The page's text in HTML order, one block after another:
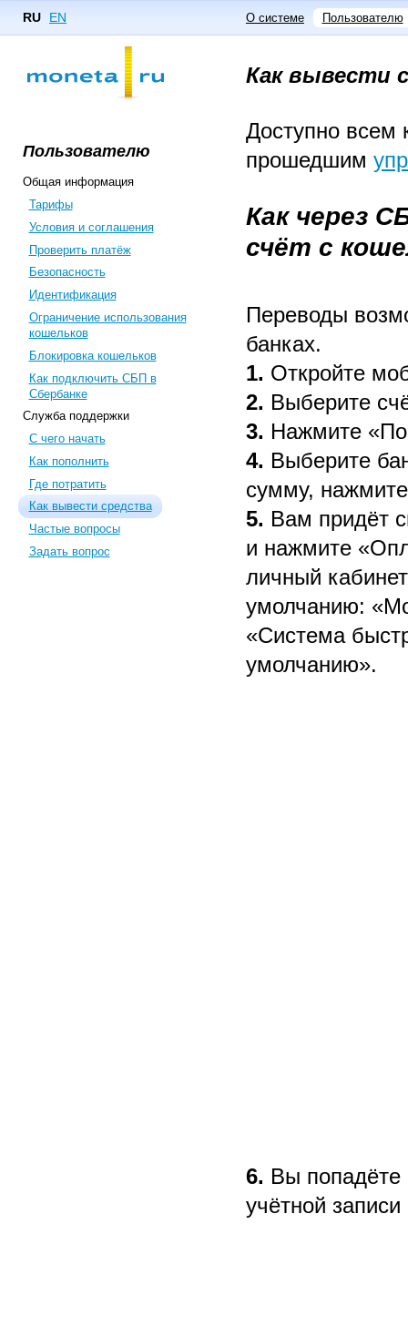
RU EN О системе Пользователю
Как вывести
Пользователю
Общая информация
Тарифы
Условия и соглашения
Проверить платёж
Безопасность
Идентификация
Ограничение использования
кошельков
Блокировка кошельков
Как подключить СБП в
Сбербанке
Служба поддержки
С чего начать
Как пополнить
Где потратить
Как вывести средства
Частые вопросы
Задать вопрос
Доступно
прошедшим
Как через
счёт с
Переводы
банках.
1. Откройте
2. Выберите
3. Нажмите
4. Выберите
сумму,
5. Вам придёт
и нажмите
личный
умолчанию:
«Система
умолчанию».
6. Вы
учётной